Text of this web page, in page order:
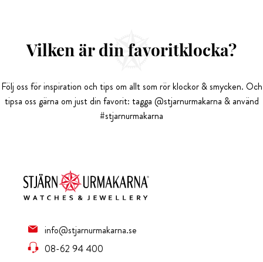
Vilken är din favoritklocka?
Följ oss för inspiration och tips om allt som rör klockor & smycken. Och
tipsa oss gärna om just din favorit: tagga @stjarnurmakarna & använd
#stjarnurmakarna
info@stjarnurmakarna.se
08-62 94 400